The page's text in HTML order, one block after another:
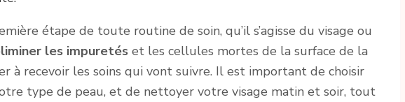
étape de toute routine de soin, qu’il s’agisse du visage ou
les impuretés et les cellules mortes de la surface de la
à recevoir les soins qui vont suivre. Il est important de choisir
type de peau, et de nettoyer votre visage matin et soir, tout